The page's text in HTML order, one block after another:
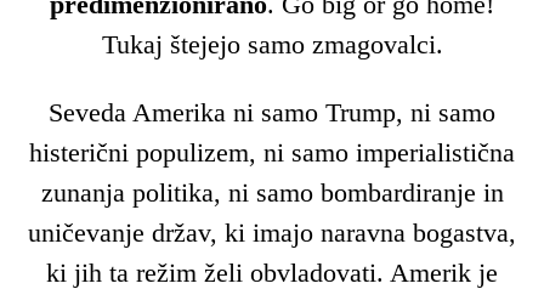
Tukaj štejejo samo zmagovalci.
Seveda Amerika ni samo Trump, ni samo
histerični populizem, ni samo imperialistična
zunanja politika, ni samo bombardiranje in
uničevanje držav, ki imajo naravna bogastva,
ki jih ta režim želi obvladovati. Amerik je